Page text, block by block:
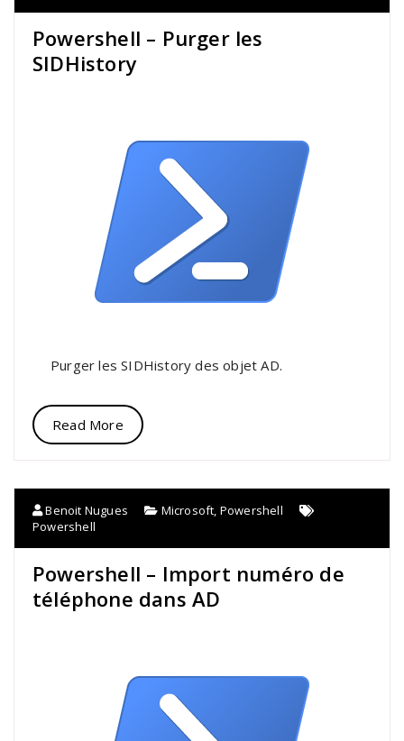
Powershell – Purger les
SIDHistory
Purger les SIDHistory des objet AD.
Read More
Benoit Nugues Microsoft Powershell
Powershell
Powershell – Import numéro de
téléphone dans AD